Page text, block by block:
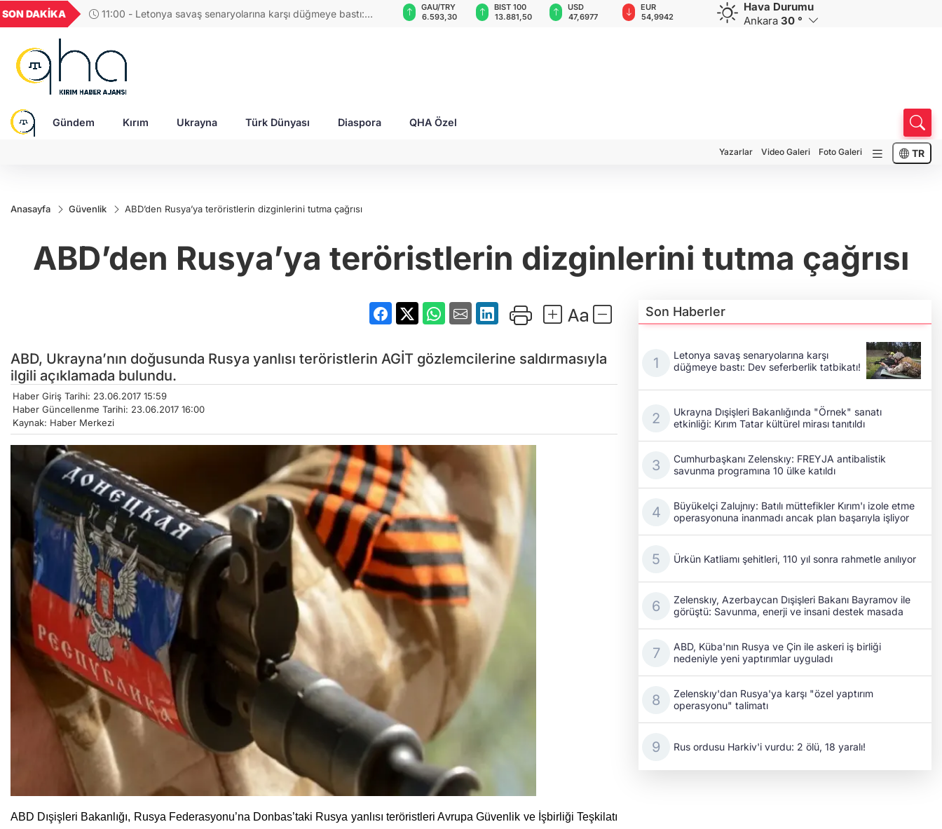
SON DAKİKA
10:52 - Ukrayna Dışişleri Bakanlığında "Örnek" sanatı
GEL
18,2400
16,2348
27,9743
0,0018
6.593,30
BIST 100
13.881,50
USD
47,6977
EUR
54,9942
GBP
64,1837
CHF
58,7698
CAD
34,0066
Hava Durumu
Ankara 30 °
Gündem Kırım Ukrayna Türk Dünyası Diaspora QHA Özel
Yazarlar Video Galeri Foto Galeri TR
Anasayfa Güvenlik ABD’den Rusya’ya teröristlerin dizginlerini tutma çağrısı
ABD’den Rusya’ya teröristlerin dizginlerini tutma çağrısı
ABD, Ukrayna’nın doğusunda Rusya yanlısı teröristlerin AGİT gözlemcilerine saldırmasıyla
ilgili açıklamada bulundu.
Haber Giriş Tarihi: 23.06.2017 15:59
Haber Güncellenme Tarihi: 23.06.2017 16:00
Kaynak: Haber Merkezi
ABD Dışişleri Bakanlığı, Rusya Federasyonu’na Donbas’taki Rusya yanlısı teröristleri Avrupa Güvenlik ve İşbirliği Teşkilatı
Son Haberler
Letonya savaş senaryolarına karşı
düğmeye bastı: Dev seferberlik tatbikatı!
Ukrayna Dışişleri Bakanlığında "Örnek" sanatı
etkinliği: Kırım Tatar kültürel mirası tanıtıldı
Cumhurbaşkanı Zelenskıy: FREYJA antibalistik
savunma programına 10 ülke katıldı
Büyükelçi Zalujnıy: Batılı müttefikler Kırım'ı izole etme
operasyonuna inanmadı ancak plan başarıyla işliyor
Ürkün Katliamı şehitleri, 110 yıl sonra rahmetle anılıyor
Zelenskıy, Azerbaycan Dışişleri Bakanı Bayramov ile
görüştü: Savunma, enerji ve insani destek masada
ABD, Küba'nın Rusya ve Çin ile askeri iş birliği
nedeniyle yeni yaptırımlar uyguladı
Zelenskıy'dan Rusya'ya karşı "özel yaptırım
operasyonu" talimatı
Rus ordusu Harkiv'i vurdu: 2 ölü, 18 yaralı!